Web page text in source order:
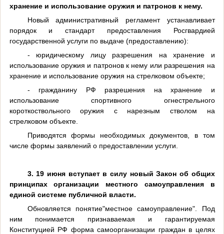
хранение и использование оружия и патронов к нему.
Новый административный регламент устанавливает
порядок и стандарт предоставления Росгвардией
государственной услуги по выдаче (предоставлению):
- юридическому лицу разрешения на хранение и
использование оружия и патронов к нему или разрешения на
хранение и использование оружия на стрелковом объекте;
- гражданину РФ разрешения на хранение и
использование спортивного огнестрельного
короткоствольного оружия с нарезным стволом на
стрелковом объекте.
Приводятся формы необходимых документов, в том
числе формы заявлений о предоставлении услуги.
3. 19 июня вступает в силу новый Закон об общих
принципах организации местного самоуправления в
единой системе публичной власти.
Обновляется понятие"местное самоуправление". Под
ним понимается признаваемая и гарантируемая
Конституцией РФ форма самоорганизации граждан в целях